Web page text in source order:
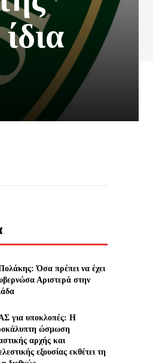
Όσα πρέπει να έχει
Αριστερά στην
για υποκλοπές: H
ώσμωση
αρχής και
εξουσίας εκθέτει τη